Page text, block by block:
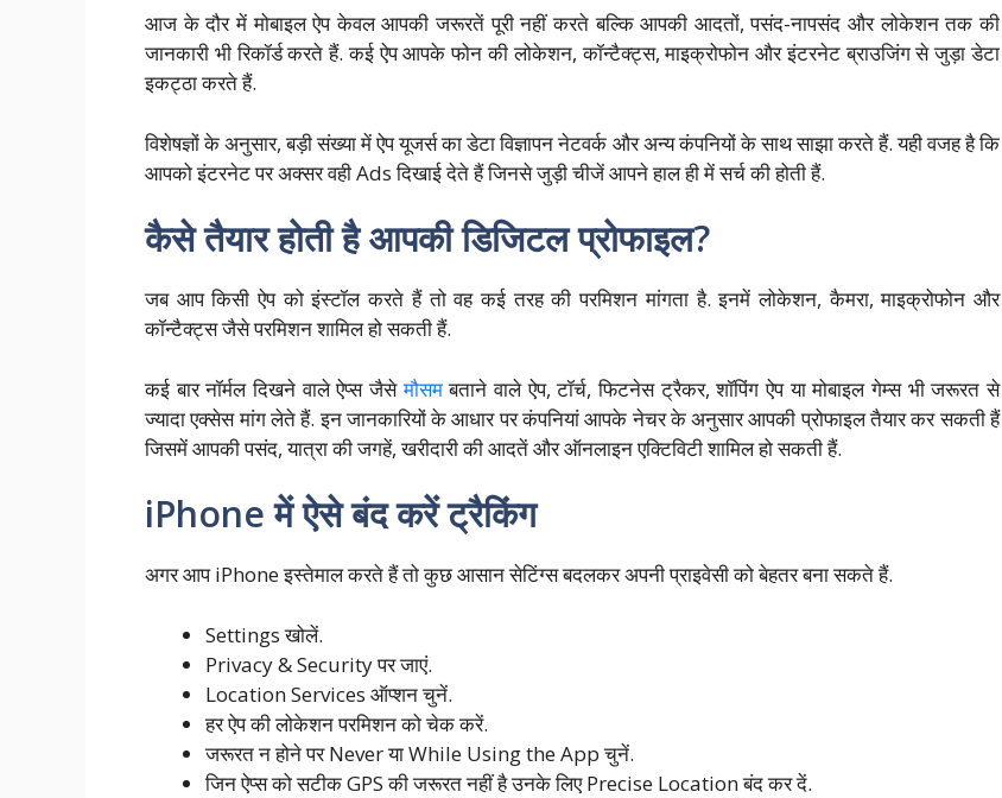
आज के दौर में मोबाइल ऐप केवल आपकी जरूरतें पूरी नहीं करते बल्कि आपकी आदतों, पसंद-नापसंद और लोकेशन तक की
जानकारी भी रिकॉर्ड करते हैं. कई ऐप आपके फोन की लोकेशन, कॉन्टैक्ट्स, माइक्रोफोन और इंटरनेट ब्राउजिंग से जुड़ा डेटा
इकट्ठा करते हैं.
विशेषज्ञों के अनुसार, बड़ी संख्या में ऐप यूजर्स का डेटा विज्ञापन नेटवर्क और अन्य कंपनियों के साथ साझा करते हैं. यही वजह है कि
आपको इंटरनेट पर अक्सर वही Ads दिखाई देते हैं जिनसे जुड़ी चीजें आपने हाल ही में सर्च की होती हैं.
कैसे तैयार होती है आपकी डिजिटल प्रोफाइल?
जब आप किसी ऐप को इंस्टॉल करते हैं तो वह कई तरह की परमिशन मांगता है. इनमें लोकेशन, कैमरा, माइक्रोफोन और
कॉन्टैक्ट्स जैसे परमिशन शामिल हो सकती हैं.
कई बार नॉर्मल दिखने वाले ऐप्स जैसेमौसमबताने वाले ऐप, टॉर्च, फिटनेस ट्रैकर, शॉपिंग ऐप या मोबाइल गेम्स भी जरूरत से
ज्यादा एक्सेस मांग लेते हैं. इन जानकारियों के आधार पर कंपनियां आपके नेचर के अनुसार आपकी प्रोफाइल तैयार कर सकती हैं
जिसमें आपकी पसंद, यात्रा की जगहें, खरीदारी की आदतें और ऑनलाइन एक्टिविटी शामिल हो सकती हैं.
iPhone में ऐसे बंद करें ट्रैकिंग
अगर आप iPhone इस्तेमाल करते हैं तो कुछ आसान सेटिंग्स बदलकर अपनी प्राइवेसी को बेहतर बना सकते हैं.
Settings खोलें.
Privacy & Security पर जाएं.
Location Services ऑप्शन चुनें.
हर ऐप की लोकेशन परमिशन को चेक करें.
जरूरत न होने पर Never या While Using the App चुनें.
जिन ऐप्स को सटीक GPS की जरूरत नहीं है उनके लिए Precise Location बंद कर दें.